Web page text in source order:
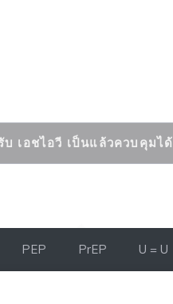
บ เอชไอวี เป็นแล้วควบคุมได้
PEP PrEP U = U